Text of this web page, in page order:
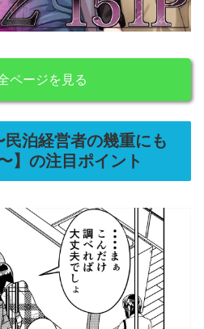
ページを見る
泊経営者の幾重にも
】の注目ポイント